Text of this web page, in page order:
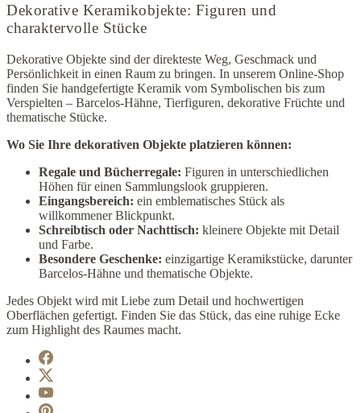
Dekorative Keramikobjekte: Figuren und
charaktervolle Stücke
Dekorative Objekte sind der direkteste Weg, Geschmack und
Persönlichkeit in einen Raum zu bringen. In unserem Online-Shop
finden Sie handgefertigte Keramik vom Symbolischen bis zum
Verspielten – Barcelos-Hähne, Tierfiguren, dekorative Früchte und
thematische Stücke.
Wo Sie Ihre dekorativen Objekte platzieren können:
Regale und Bücherregale: Figuren in unterschiedlichen
Höhen für einen Sammlungslook gruppieren.
Eingangsbereich: ein emblematisches Stück als
willkommener Blickpunkt.
Schreibtisch oder Nachttisch: kleinere Objekte mit Detail
und Farbe.
Besondere Geschenke: einzigartige Keramikstücke, darunter
Barcelos-Hähne und thematische Objekte.
Jedes Objekt wird mit Liebe zum Detail und hochwertigen
Oberflächen gefertigt. Finden Sie das Stück, das eine ruhige Ecke
zum Highlight des Raumes macht.